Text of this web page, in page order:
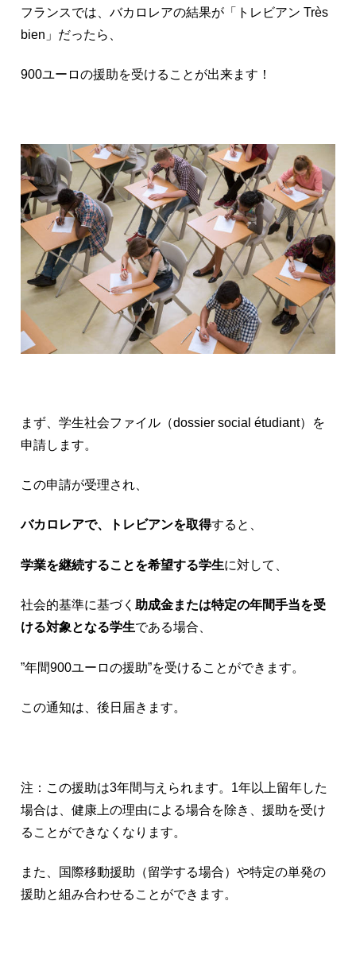
フランスでは、バカロレアの結果が「トレビアン Très
bien」だったら、
900ユーロの援助を受けることが出来ます！
まず、学生社会ファイル（dossier social étudiant）を
申請します。
この申請が受理され、
バカロレアで、トレビアンを取得すると、
学業を継続することを希望する学生に対して、
社会的基準に基づく 助成金または特定の年間手当を受
ける対象となる学生である場合、
”年間900ユーロの援助”を受けることができます。
この通知は、後日届きます。
注：この援助は3年間与えられます。1年以上留年した
場合は、健康上の理由による場合を除き、援助を受け
ることができなくなります。
また、国際移動援助（留学する場合）や特定の単発の
援助と組み合わせることができます。